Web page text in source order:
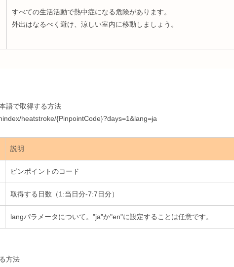
すべての生活活動で熱中症になる危険があります。
外出はなるべく避け、涼しい室内に移動しましょう。
語で取得する方法
heatstroke/{PinpointCode}?days=1&lang=ja
説明
ピンポイントのコード
取得する日数（1:当日分-7:7日分）
langパラメータについて。"ja"か"en"に設定することは任意です。
方法